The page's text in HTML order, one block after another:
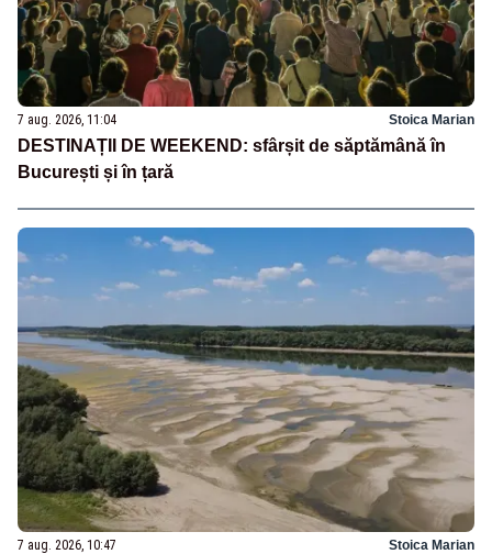
7 aug. 2026, 11:04 Stoica Marian
DESTINAȚII DE WEEKEND: sfârșit de săptămână în
București și în țară
7 aug. 2026, 10:47 Stoica Marian